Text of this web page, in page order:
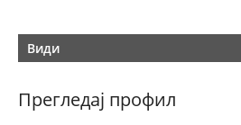
Види
Прегледај профил